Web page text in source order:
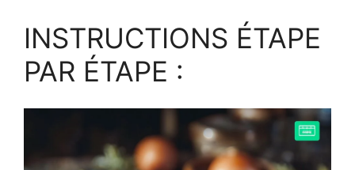
INSTRUCTIONS ÉTAPE
PAR ÉTAPE :